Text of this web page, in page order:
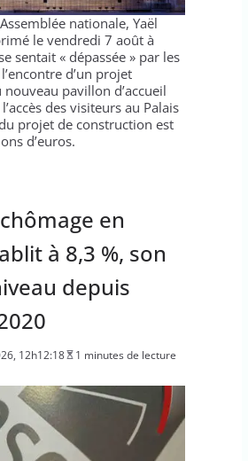
nationale, Yaël
le vendredi 7 août à
sentait « dépassée » par les
d’un projet
pavillon d’accueil
des visiteurs au Palais
projet de construction est
d’euros.
en
à 8,3 %, son
depuis
12h12:18
1 minutes de lecture